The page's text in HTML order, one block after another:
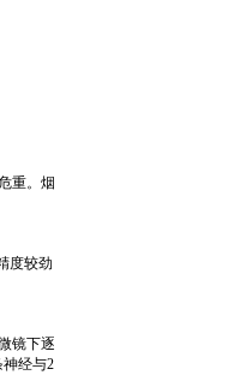
重。烟
度较劲
镜下逐
经与2